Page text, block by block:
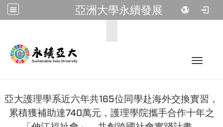
亞洲大學永續發展
Toggle
亞大護理學系近六年共165位同學赴海外交換實習，
累積獲補助達740萬元，護理學院攜手合作十年之